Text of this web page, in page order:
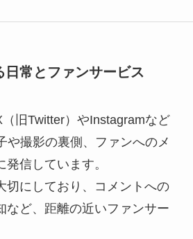
日常とファンサービス
旧Twitter）やInstagramなど
や撮影の裏側、ファンへのメ
信しています。
切にしており、コメントへの
など、距離の近いファンサー